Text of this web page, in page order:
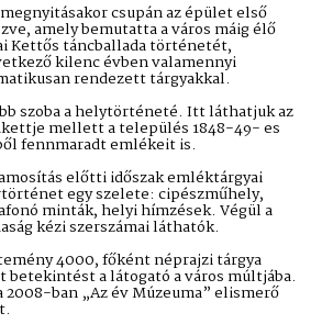
csupán az épület első
amely bemutatta a város máig élő
Kettős táncballada történetét,
kilenc évben valamennyi
rendezett tárgyakkal.
szoba a helytörténeté. Itt láthatjuk az
mellett a település 1848-49- es
fennmaradt emlékeit is.
előtti időszak emléktárgyai
egy szelete: cipészműhely,
minták, helyi hímzések. Végül a
kézi szerszámai láthatók.
4000, főként néprajzi tárgya
a látogató a város múltjába.
2008-ban „Az év Múzeuma” elismerő